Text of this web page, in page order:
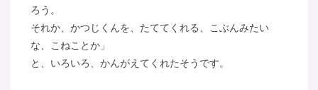
ろう。
それか、かつじくんを、たててくれる、こぶんみたい
な、こねことか」
と、いろいろ、かんがえてくれたそうです。